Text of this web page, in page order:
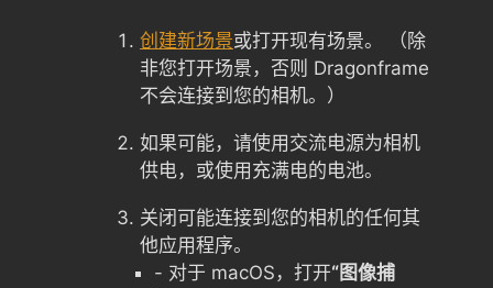
创建新场景或打开现有场景。 （除
非您打开场景，否则 Dragonframe
不会连接到您的相机。）
如果可能，请使用交流电源为相机
供电，或使用充满电的电池。
关闭可能连接到您的相机的任何其
他应用程序。
- 对于 macOS，打开“图像捕